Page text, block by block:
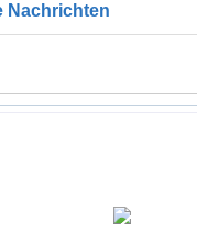
Nachrichten